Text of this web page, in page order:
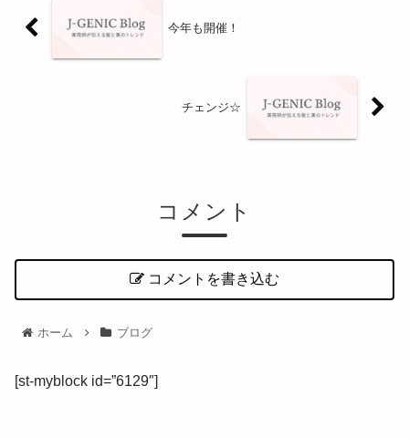
今年も開催！
チェンジ☆
コメント
コメントを書き込む
ホーム ブログ
[st-myblock id=”6129″]